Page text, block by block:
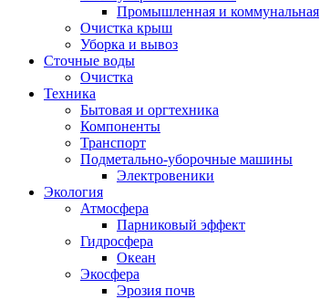
Промышленная и коммунальная
Очистка крыш
Уборка и вывоз
Сточные воды
Очистка
Техника
Бытовая и оргтехника
Компоненты
Транспорт
Подметально-уборочные машины
Электровеники
Экология
Атмосфера
Парниковый эффект
Гидросфера
Океан
Экосфера
Эрозия почв